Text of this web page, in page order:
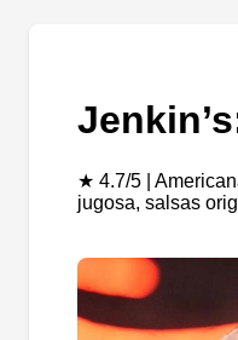
★ 4.7/5 |
jugosa, salsas